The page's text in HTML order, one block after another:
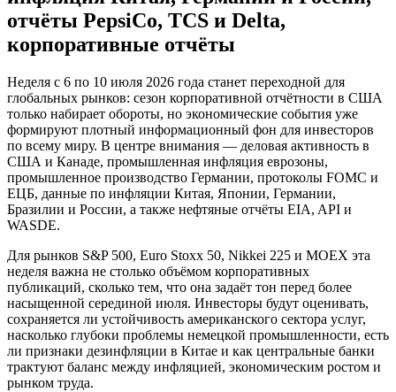
отчёты PepsiCo, TCS и Delta,
корпоративные отчёты
Неделя с 6 по 10 июля 2026 года станет переходной для
глобальных рынков: сезон корпоративной отчётности в США
только набирает обороты, но экономические события уже
формируют плотный информационный фон для инвесторов
по всему миру. В центре внимания — деловая активность в
США и Канаде, промышленная инфляция еврозоны,
промышленное производство Германии, протоколы FOMC и
ЕЦБ, данные по инфляции Китая, Японии, Германии,
Бразилии и России, а также нефтяные отчёты EIA, API и
WASDE.
Для рынков S&P 500, Euro Stoxx 50, Nikkei 225 и MOEX эта
неделя важна не столько объёмом корпоративных
публикаций, сколько тем, что она задаёт тон перед более
насыщенной серединой июля. Инвесторы будут оценивать,
сохраняется ли устойчивость американского сектора услуг,
насколько глубоки проблемы немецкой промышленности, есть
ли признаки дезинфляции в Китае и как центральные банки
трактуют баланс между инфляцией, экономическим ростом и
рынком труда.